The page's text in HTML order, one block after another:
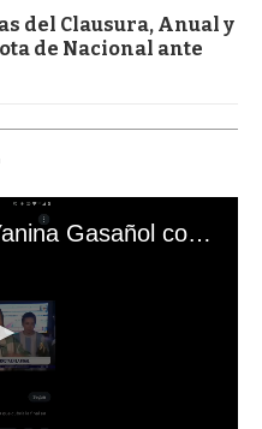
del Clausura, Anual y
de Nacional ante
El mal momento de Yanina Gasañol con un hincha argentino en "Subrayado"